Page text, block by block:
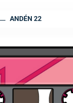
ANDÉN 22